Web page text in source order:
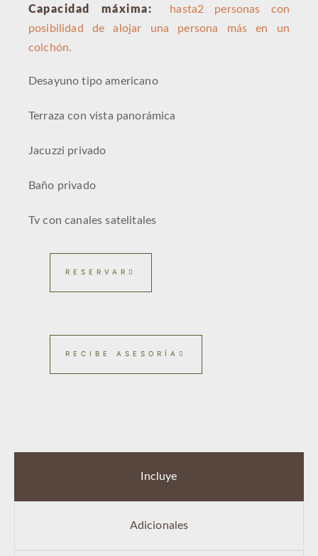
Capacidad máxima:
hasta2 personas con
posibilidad de alojar una persona más en un
colchón.
Desayuno tipo americano
Terraza con vista panorámica
Jacuzzi privado
Baño privado
Tv con canales satelitales
RESERVAR
RECIBE ASESORÍA
Incluye
Adicionales